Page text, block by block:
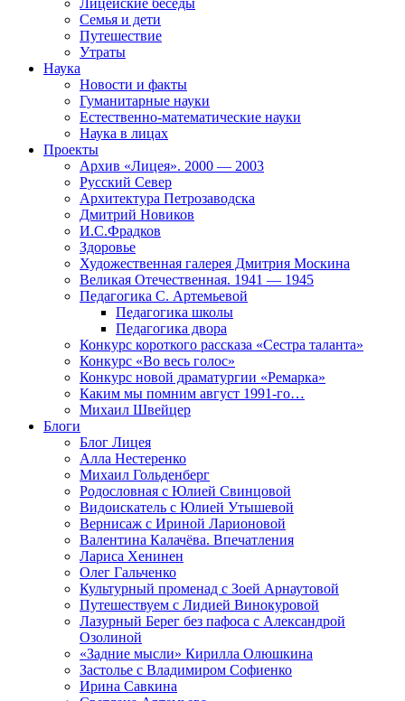
Лицейские беседы
Семья и дети
Путешествие
Утраты
Наука
Новости и факты
Гуманитарные науки
Естественно-математические науки
Наука в лицах
Проекты
Архив «Лицея». 2000 — 2003
Русский Север
Архитектура Петрозаводска
Дмитрий Новиков
И.С.Фрадков
Здоровье
Художественная галерея Дмитрия Москина
Великая Отечественная. 1941 — 1945
Педагогика С. Артемьевой
Педагогика школы
Педагогика двора
Конкурс короткого рассказа «Сестра таланта»
Конкурс «Во весь голос»
Конкурс новой драматургии «Ремарка»
Каким мы помним август 1991-го…
Михаил Швейцер
Блоги
Блог Лицея
Алла Нестеренко
Михаил Гольденберг
Родословная с Юлией Свинцовой
Видоискатель с Юлией Утышевой
Вернисаж с Ириной Ларионовой
Валентина Калачёва. Впечатления
Лариса Хенинен
Олег Гальченко
Культурный променад с Зоей Арнаутовой
Путешествуем с Лидией Винокуровой
Лазурный Берег без пафоса с Александрой
Озолиной
«Задние мысли» Кирилла Олюшкина
Застолье с Владимиром Софиенко
Ирина Савкина